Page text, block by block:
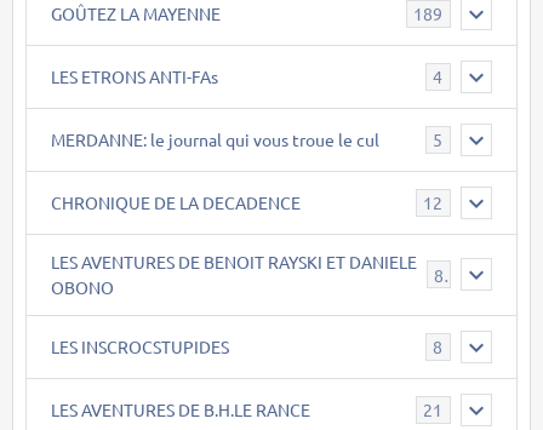
GOÛTEZ LA MAYENNE 189
LES ETRONS ANTI-FAs 4
MERDANNE: le journal qui vous troue le cul 5
CHRONIQUE DE LA DECADENCE 12
LES AVENTURES DE BENOIT RAYSKI ET DANIELE
OBONO
8
LES INSCROCSTUPIDES 8
LES AVENTURES DE B.H.LE RANCE 21